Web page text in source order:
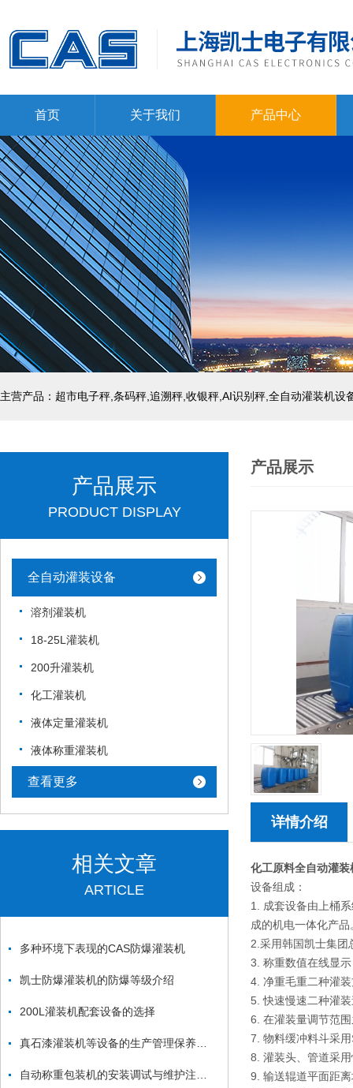
首页 关于我们 产品中心
主营产品：超市电子秤,条码秤,追溯秤,收银秤,AI识别秤,全自动灌装机设
产品展示
PRODUCT DISPLAY
全自动灌装设备
溶剂灌装机
18-25L灌装机
200升灌装机
化工灌装机
液体定量灌装机
液体称重灌装机
查看更多
相关文章
ARTICLE
多种环境下表现的CAS防爆灌装机
凯士防爆灌装机的防爆等级介绍
200L灌装机配套设备的选择
产品展示
详情介绍
化工原料全自动灌装
设备组成：
1. 成套设备由上桶
成的机电一体化产品
2.采用韩国凯士集团
3. 称重数值在线显示
4. 净重毛重二种灌
5. 快速慢速二种灌
6. 在灌装量调节范
7. 物料缓冲料斗采
8. 灌装头、管道采
9. 输送辊道平面距